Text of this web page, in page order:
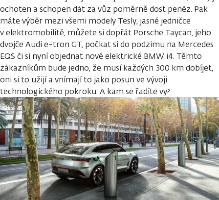
ochoten a schopen dát za vůz poměrně dost peněz. Pak
máte výběr mezi všemi modely Tesly, jasné jedničce
v elektromobilitě, můžete si dopřát Porsche Taycan, jeho
dvojče Audi e-tron GT, počkat si do podzimu na Mercedes
EQS či si nyní objednat nové elektrické BMW i4. Těmto
zákazníkům bude jedno, že musí každých 300 km dobíjet,
oni si to užijí a vnímají to jako posun ve vývoji
technologického pokroku. A kam se řadíte vy?